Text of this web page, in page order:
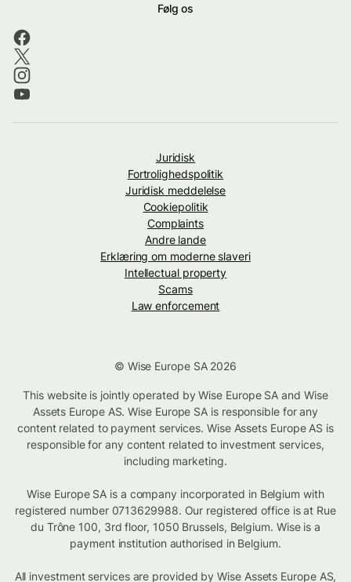
Følg os
Juridisk
Fortrolighedspolitik
Juridisk meddelelse
Cookiepolitik
Complaints
Andre lande
Erklæring om moderne slaveri
Intellectual property
Scams
Law enforcement
© Wise Europe SA 2026
This website is jointly operated by Wise Europe SA and Wise
Assets Europe AS. Wise Europe SA is responsible for any
content related to payment services. Wise Assets Europe AS is
responsible for any content related to investment services,
including marketing.
Wise Europe SA is a company incorporated in Belgium with
registered number 0713629988. Our registered office is at Rue
du Trône 100, 3rd floor, 1050 Brussels, Belgium. Wise is a
payment institution authorised in Belgium.
All investment services are provided by Wise Assets Europe AS,